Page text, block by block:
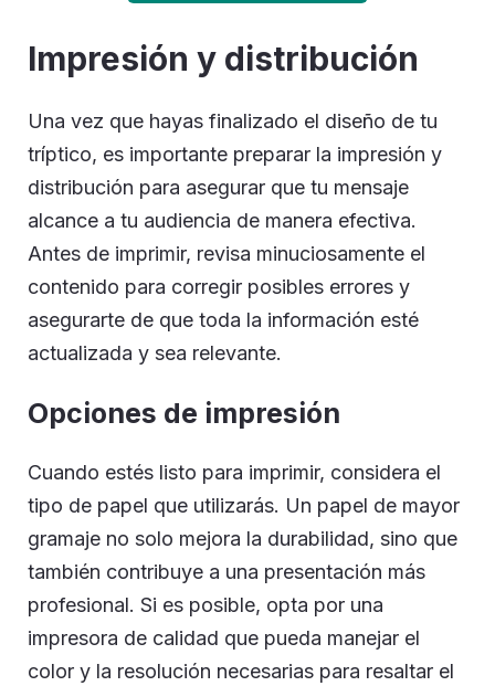
Impresión y distribución
Una vez que hayas finalizado el diseño de tu
tríptico, es importante preparar la impresión y
distribución para asegurar que tu mensaje
alcance a tu audiencia de manera efectiva.
Antes de imprimir, revisa minuciosamente el
contenido para corregir posibles errores y
asegurarte de que toda la información esté
actualizada y sea relevante.
Opciones de impresión
Cuando estés listo para imprimir, considera el
tipo de papel que utilizarás. Un papel de mayor
gramaje no solo mejora la durabilidad, sino que
también contribuye a una presentación más
profesional. Si es posible, opta por una
impresora de calidad que pueda manejar el
color y la resolución necesarias para resaltar el